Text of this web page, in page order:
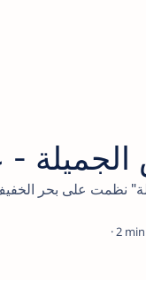
-
نظمت على بحر
2